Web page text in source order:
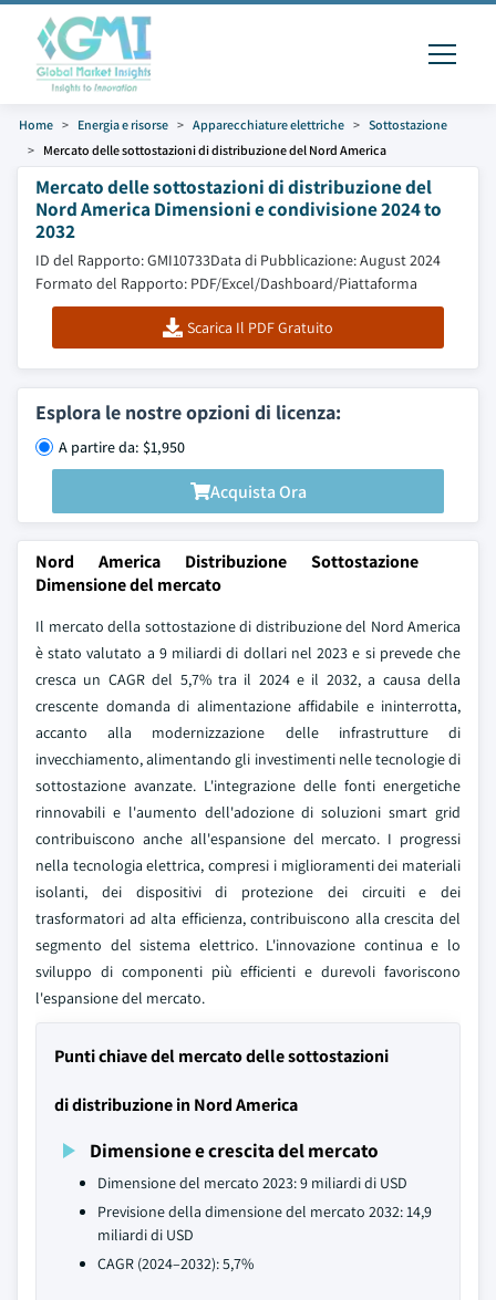
Home Energia e risorse Apparecchiature elettriche
Sottostazione
Mercato delle sottostazioni di distribuzione del Nord America
Mercato delle sottostazioni di distribuzione del
Nord America Dimensioni e condivisione 2024 to
2032
ID del Rapporto: GMI10733Data di Pubblicazione: August 2024
Formato del Rapporto: PDF/Excel/Dashboard/Piattaforma
Scarica Il PDF Gratuito
Esplora le nostre opzioni di licenza:
A partire da: $1,950
Acquista Ora
Nord America Distribuzione Sottostazione
Dimensione del mercato
Il mercato della sottostazione di distribuzione del Nord America
è stato valutato a 9 miliardi di dollari nel 2023 e si prevede che
cresca un CAGR del 5,7% tra il 2024 e il 2032, a causa della
crescente domanda di alimentazione affidabile e ininterrotta,
accanto alla modernizzazione delle infrastrutture di
invecchiamento, alimentando gli investimenti nelle tecnologie di
sottostazione avanzate. L'integrazione delle fonti energetiche
rinnovabili e l'aumento dell'adozione di soluzioni smart grid
contribuiscono anche all'espansione del mercato. I progressi
nella tecnologia elettrica, compresi i miglioramenti dei materiali
isolanti, dei dispositivi di protezione dei circuiti e dei
trasformatori ad alta efficienza, contribuiscono alla crescita del
segmento del sistema elettrico. L'innovazione continua e lo
sviluppo di componenti più efficienti e durevoli favoriscono
l'espansione del mercato.
Punti chiave del mercato delle sottostazioni
di distribuzione in Nord America
Dimensione e crescita del mercato
Dimensione del mercato 2023: 9 miliardi di USD
Previsione della dimensione del mercato 2032: 14,9
miliardi di USD
CAGR (2024–2032): 5,7%